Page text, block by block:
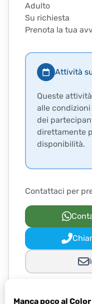
Manca poco al
Adulto
Su richiesta
Prenota la tua
Attività
Queste
alle
dei
direttamente
disponibilità.
Contattaci per
Pagamenti sicuri con: